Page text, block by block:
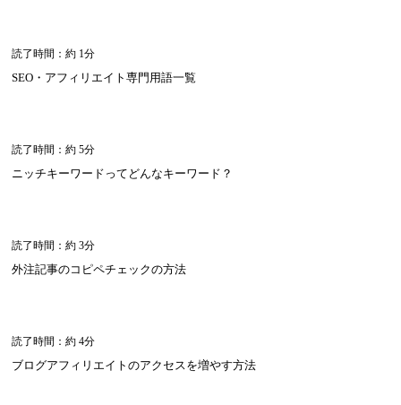
読了時間：約 1分
SEO・アフィリエイト専門用語一覧
読了時間：約 5分
ニッチキーワードってどんなキーワード？
読了時間：約 3分
外注記事のコピペチェックの方法
読了時間：約 4分
ブログアフィリエイトのアクセスを増やす方法